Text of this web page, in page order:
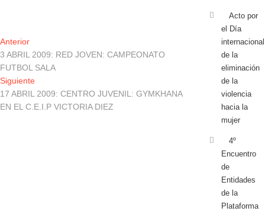
Navegación
de
entradas
AnteriorEntrada
anterior:
3 ABRIL 2009: RED JOVEN: CAMPEONATO
FUTBOL SALA
SiguienteEntrada
siguiente:
17 ABRIL 2009: CENTRO JUVENIL: GYMKHANA
EN EL C.E.I.P VICTORIA DIEZ
Acto por
el Día
internacional
de la
eliminación
de la
violencia
hacia la
mujer
4º
Encuentro
de
Entidades
de la
Plataforma